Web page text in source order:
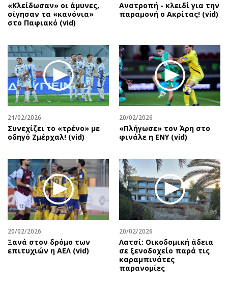
«Κλείδωσαν» οι άμυνες,
σίγησαν τα «κανόνια»
στο Παφιακό (vid)
Ανατροπή - κλειδί για την
παραμονή ο Ακρίτας! (vid)
21/02/2026
Συνεχίζει το «τρένο» με
οδηγό Ζμέρχαλ! (vid)
20/02/2026
«Πλήγωσε» τον Άρη στο
φινάλε η ΕΝΥ (vid)
20/02/2026
Ξανά στον δρόμο των
επιτυχιών η ΑΕΛ (vid)
20/02/2026
Λατσί: Οικοδομική άδεια
σε ξενοδοχείο παρά τις
καραμπινάτες
παρανομίες